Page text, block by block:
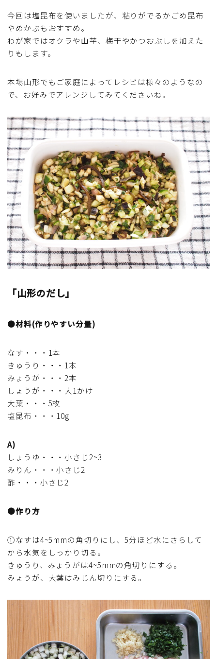
根菜料理（にんじん・ごぼう・かぶ・大根・れんこん・
ビーツ)
もやし・豆苗・たけのこ・せり・ふき・その他山菜料理
洋菓子 (焼き菓子)
洋菓子 (冷菓)
洋菓子 (その他)
和菓子
マクロビスイーツ・自然派おやつ
パン・パンケーキ・スコーン・食事パイ・ケークサレ・
粉もの
米/ご飯料理・もち料理
麺料理(パスタ・うどん・そうめん・春雨など)
ハム・ベーコン・ソーセー・・スパム・チーズ料理
豆腐・厚揚げ・油揚げ・納豆・豆類・豆製品料理
缶詰料理(ツナ・サバ・いわし・ホタテ貝柱・コーン
等)
供の日・七夕等)
乾物・海藻・麩料理
圧力鍋使用の料理
ソース・ドレッシング・たれ・ディップ類
ドリンク・シロップ・ジャム類
今回は塩昆布を使いましたが、粘りがでるかごめ昆布
やめかぶもおすすめ。
わが家ではオクラや山芋、梅干やかつおぶしを加えた
りもします。
本場山形でもご家庭によってレシピは様々のようなの
で、お好みでアレンジしてみてくださいね。
「山形のだし」
●材料(作りやすい分量)
なす・・・1本
きゅうり・・・1本
みょうが・・・2本
しょうが・・・大1かけ
大葉・・・5枚
塩昆布・・・10g
A)
しょうゆ・・・小さじ2~3
みりん・・・小さじ2
酢・・・小さじ2
●作り方
①なすは4~5mmの角切りにし、5分ほど水にさらして
から水気をしっかり切る。
きゅうり、みょうがは4~5mmの角切りにする。
みょうが、大葉はみじん切りにする。